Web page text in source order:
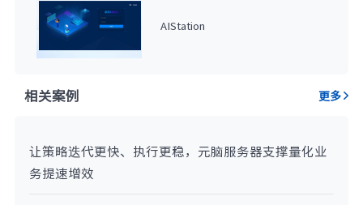
AIStation
相关案例 更多
让策略迭代更快、执行更稳，元脑服务器支撑量化业
务提速增效